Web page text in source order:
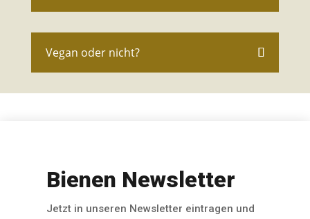
Vegan oder nicht?
Bienen Newsletter
Jetzt in unseren Newsletter eintragen und